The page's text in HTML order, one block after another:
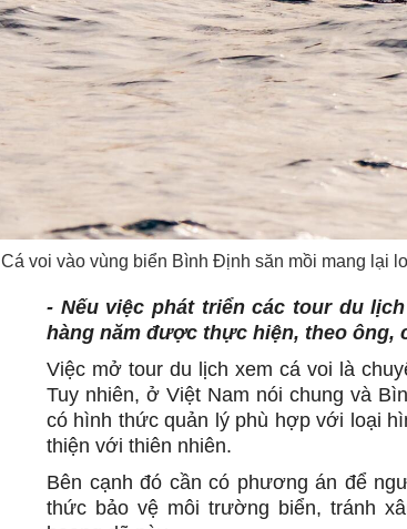
Cá voi vào vùng biển Bình Định săn mồi mang lại
- Nếu việc phát triển các tour du
hàng năm được thực hiện, theo ông,
Việc mở tour du lịch xem cá voi là
Tuy nhiên, ở Việt Nam nói chung và
có hình thức quản lý phù hợp với loại
thiện với thiên nhiên.
Bên cạnh đó cần có phương án để
thức bảo vệ môi trường biển, tránh